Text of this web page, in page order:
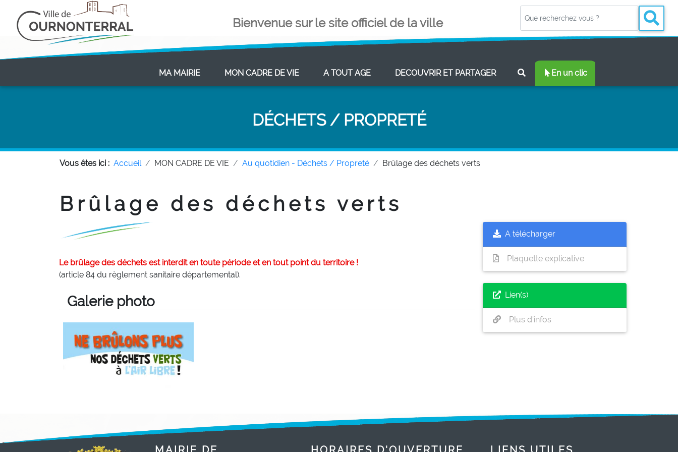
Bienvenue sur le site officiel de la ville
MA MAIRIE(CURRENT)MON CADRE DE VIE(CURRENT)A TOUT AGE(CURRENT)DECOUVRIR ET PARTAGER(CURRENT) En un clic
DÉCHETS / PROPRETÉ
Vous êtes ici : Accueil MON CADRE DE VIE Au quotidien - Déchets / Propreté Brûlage des déchets verts
Brûlage des déchets verts
Le brûlage des déchets est interdit en toute période et en tout point du territoire !
(article 84 du règlement sanitaire départemental).
Galerie photo
A télécharger
Plaquette explicative
Lien(s)
Plus d'infos